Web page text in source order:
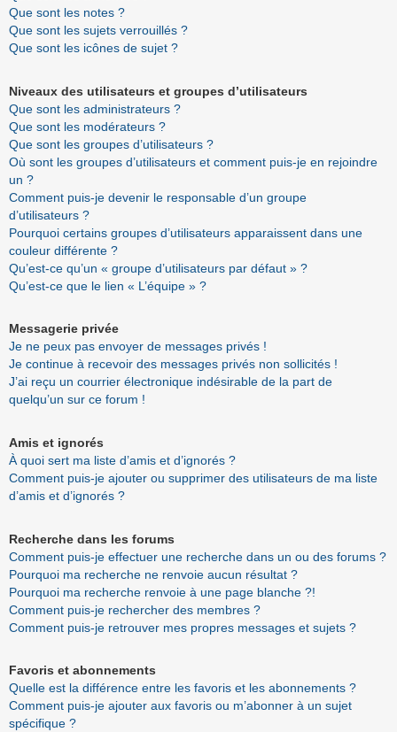
Que sont les notes ?
Que sont les sujets verrouillés ?
Que sont les icônes de sujet ?
Niveaux des utilisateurs et groupes d’utilisateurs
Que sont les administrateurs ?
Que sont les modérateurs ?
Que sont les groupes d’utilisateurs ?
Où sont les groupes d’utilisateurs et comment puis-je en rejoindre
un ?
Comment puis-je devenir le responsable d’un groupe
d’utilisateurs ?
Pourquoi certains groupes d’utilisateurs apparaissent dans une
couleur différente ?
Qu’est-ce qu’un « groupe d’utilisateurs par défaut » ?
Qu’est-ce que le lien « L’équipe » ?
Messagerie privée
Je ne peux pas envoyer de messages privés !
Je continue à recevoir des messages privés non sollicités !
J’ai reçu un courrier électronique indésirable de la part de
quelqu’un sur ce forum !
Amis et ignorés
À quoi sert ma liste d’amis et d’ignorés ?
Comment puis-je ajouter ou supprimer des utilisateurs de ma liste
d’amis et d’ignorés ?
Recherche dans les forums
Comment puis-je effectuer une recherche dans un ou des forums ?
Pourquoi ma recherche ne renvoie aucun résultat ?
Pourquoi ma recherche renvoie à une page blanche ?!
Comment puis-je rechercher des membres ?
Comment puis-je retrouver mes propres messages et sujets ?
Favoris et abonnements
Quelle est la différence entre les favoris et les abonnements ?
Comment puis-je ajouter aux favoris ou m’abonner à un sujet
spécifique ?